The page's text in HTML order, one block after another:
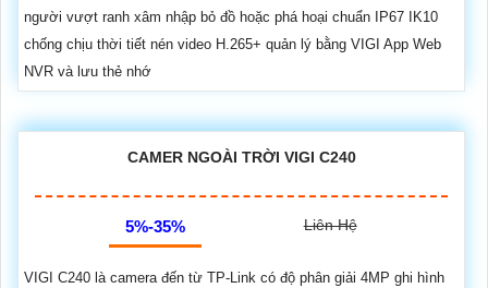
người vượt ranh xâm nhập bỏ đồ hoặc phá hoại chuẩn IP67 IK10
chống chịu thời tiết nén video H.265+ quản lý bằng VIGI App Web
NVR và lưu thẻ nhớ
CAMER NGOÀI TRỜI VIGI C240
5%-35% Liên Hệ
VIGI C240 là camera đến từ TP-Link có độ phân giải 4MP ghi hình